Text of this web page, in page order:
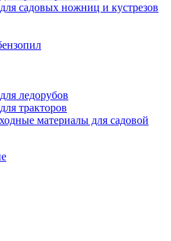
садовых ножниц и кустрезов
ледорубов
тракторов
материалы для садовой